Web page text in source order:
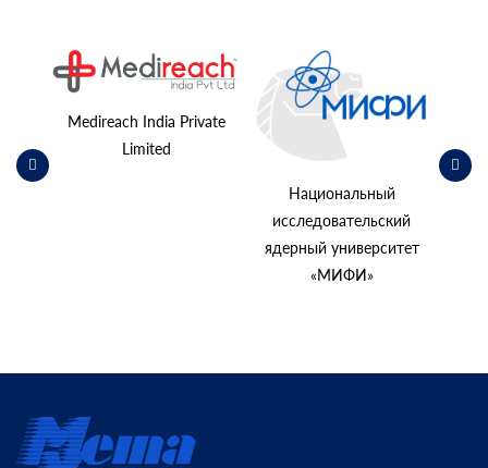
Medireach India Private
Limited
Национальный
исследовательский
ядерный университет
«МИФИ»